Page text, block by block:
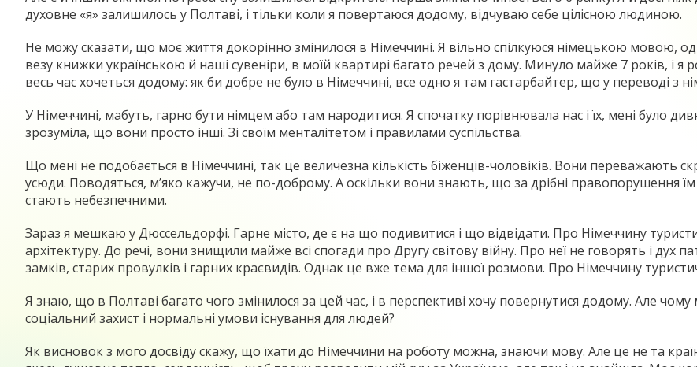
духовне «я» залишилось у Полтаві, і тільки коли я повертаюся додому, відчуваю себе цілісною людиною.
Не можу сказати, що моє життя докорінно змінилося в Німеччині. Я вільно спілкуюся німецькою мовою,
везу книжки українською й наші сувеніри, в моїй квартирі багато речей з дому. Минуло майже 7 років, і
весь час хочеться додому: як би добре не було в Німеччині, все одно я там гастарбайтер, що у переводі з
У Німеччині, мабуть, гарно бути німцем або там народитися. Я спочатку порівнювала нас і їх, мені було
зрозуміла, що вони просто інші. Зі своїм менталітетом і правилами суспільства.
Що мені не подобається в Німеччині, так це величезна кількість біженців-чоловіків. Вони переважають
усюди. Поводяться, м’яко кажучи, не по-доброму. А оскільки вони знають, що за дрібні правопорушення
стають небезпечними.
Зараз я мешкаю у Дюссельдорфі. Гарне місто, де є на що подивитися і що відвідати. Про Німеччину
архітектуру. До речі, вони знищили майже всі спогади про Другу світову війну. Про неї не говорять і дух
замків, старих провулків і гарних краєвидів. Однак це вже тема для іншої розмови. Про Німеччину
Я знаю, що в Полтаві багато чого змінилося за цей час, і в перспективі хочу повернутися додому. Але
соціальний захист і нормальні умови існування для людей?
Як висновок з мого досвіду скажу, що їхати до Німеччини на роботу можна, знаючи мову. Але це не та